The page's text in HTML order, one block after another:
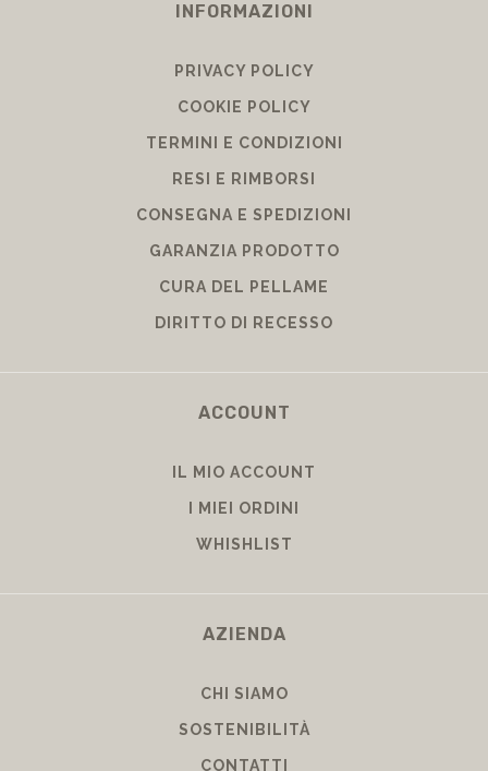
INFORMAZIONI
PRIVACY POLICY
COOKIE POLICY
TERMINI E CONDIZIONI
RESI E RIMBORSI
CONSEGNA E SPEDIZIONI
GARANZIA PRODOTTO
CURA DEL PELLAME
DIRITTO DI RECESSO
ACCOUNT
IL MIO ACCOUNT
I MIEI ORDINI
WHISHLIST
AZIENDA
CHI SIAMO
SOSTENIBILITÀ
CONTATTI